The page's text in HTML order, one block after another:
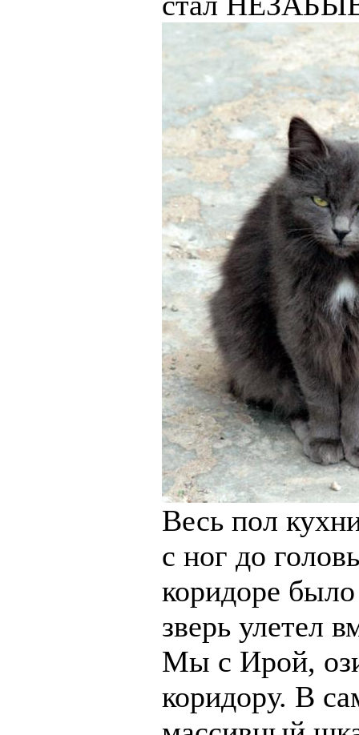
Весь пол
с ног до
коридоре
зверь улетел
Мы с Ирой,
коридору. В